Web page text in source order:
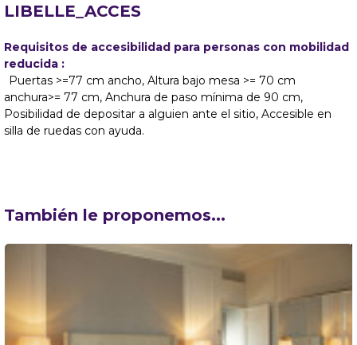
LIBELLE_ACCES
Requisitos de accesibilidad para personas con mobilidad
reducida :
Puertas >=77 cm ancho Altura bajo mesa >= 70 cm
anchura>= 77 cm Anchura de paso mínima de 90 cm
Posibilidad de depositar a alguien ante el sitio Accesible en
silla de ruedas con ayuda
También le proponemos...